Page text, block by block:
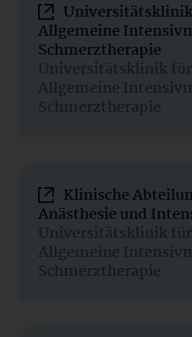
Allgemeine
Schmerztherapie
Universitätsklinik
Allgemeine
Schmerztherapie
Klinische
Anästhesie und
Universitätsklinik
Allgemeine
Schmerztherapie